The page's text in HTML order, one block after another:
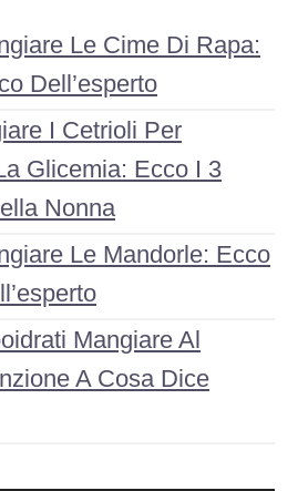
Le Cime Di Rapa:
Dell’esperto
I Cetrioli Per
Glicemia: Ecco I 3
Nonna
Le Mandorle: Ecco
Mangiare Al
A Cosa Dice